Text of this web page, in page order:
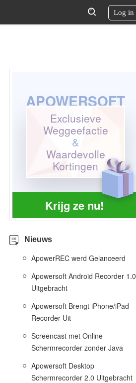
Log in
Krijg ze nu!
APOWERSOFT
Exclusieve
Weggeefactie
&
Waardevolle
Kortingen
Nieuws
ApowerREC werd Gelanceerd
Apowersoft Android Recorder 1.0
Uitgebracht
Apowersoft Brengt iPhone/iPad
Recorder Uit
Screencast met Online
Schermrecorder zonder Java
Apowersoft Desktop
Schermrecorder 2.0 Uitgebracht